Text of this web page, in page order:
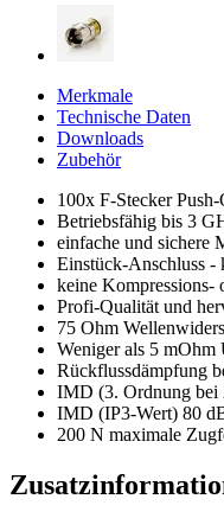
Merkmale
Technische Daten
Downloads
Zubehör
100x F-Stecker
Betriebsfähig bis 3
einfache und sichere
Einstück-Anschluss -
keine Kompressions-
Profi-Qualität und
75 Ohm
Weniger als 5
Rückflussdämpfung
IMD (3. Ordnung bei
IMD (IP3-Wert) 80
200 N maximale